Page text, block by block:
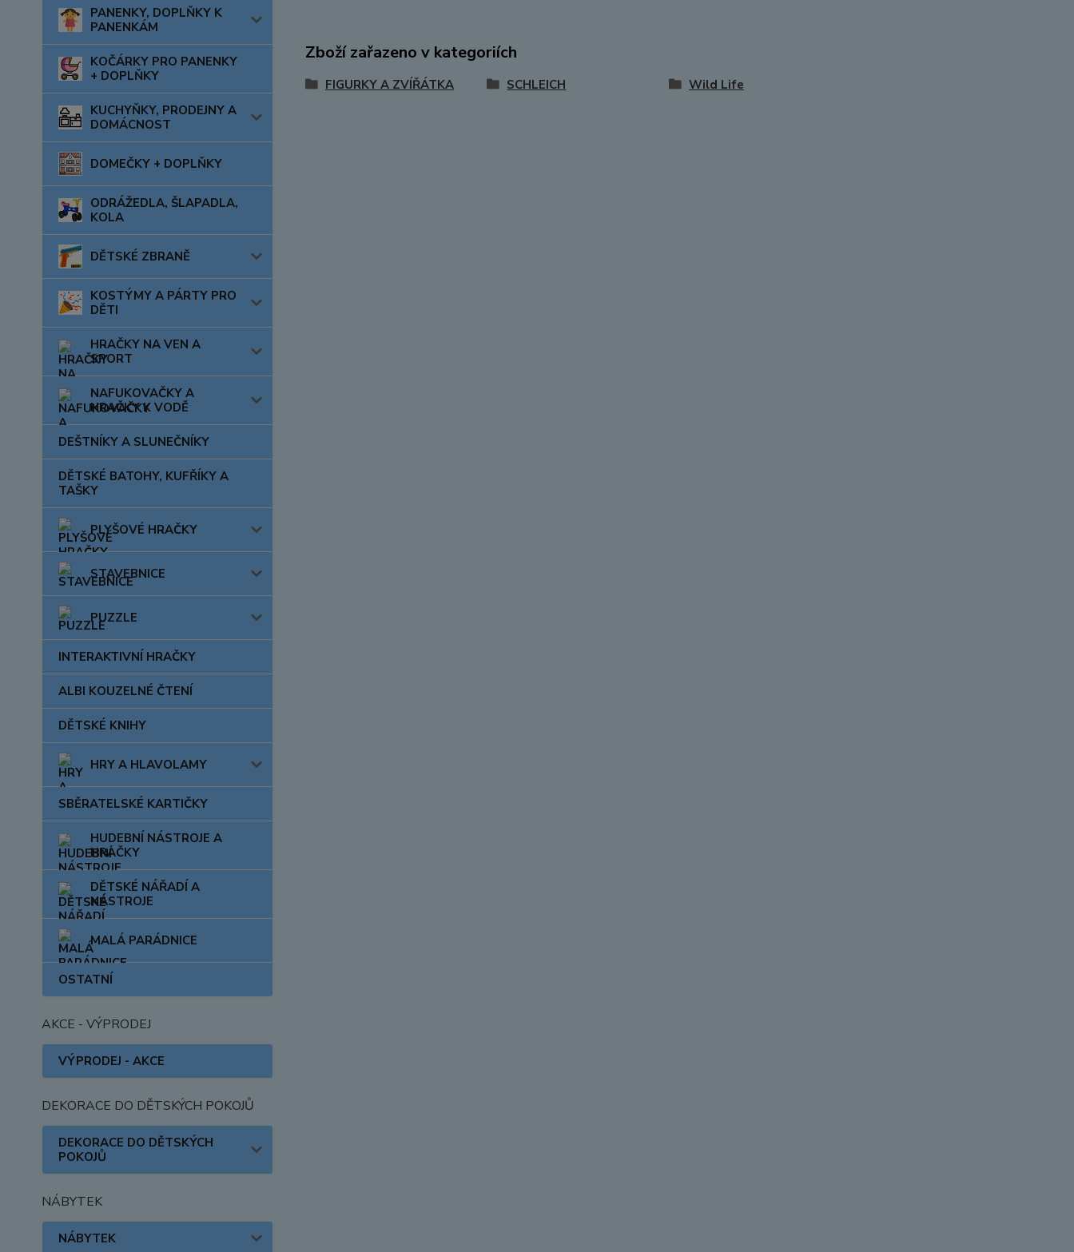
PANENKY, DOPLŇKY K
PANENKÁM
KOČÁRKY PRO PANENKY
+ DOPLŇKY
KUCHYŇKY, PRODEJNY A
DOMÁCNOST
DOMEČKY + DOPLŇKY
ODRÁŽEDLA, ŠLAPADLA,
KOLA
DĚTSKÉ ZBRANĚ
KOSTÝMY A PÁRTY PRO
DĚTI
HRAČKY NA VEN A
SPORT
NAFUKOVAČKY A
HRAČKY K VODĚ
DEŠTNÍKY A SLUNEČNÍKY
DĚTSKÉ BATOHY, KUFŘÍKY A
TAŠKY
PLYŠOVÉ HRAČKY
STAVEBNICE
PUZZLE
INTERAKTIVNÍ HRAČKY
ALBI KOUZELNÉ ČTENÍ
DĚTSKÉ KNIHY
HRY A HLAVOLAMY
SBĚRATELSKÉ KARTIČKY
HUDEBNÍ NÁSTROJE A
HRAČKY
DĚTSKÉ NÁŘADÍ A
NÁSTROJE
MALÁ PARÁDNICE
OSTATNÍ
AKCE - VÝPRODEJ
VÝPRODEJ - AKCE
DEKORACE DO DĚTSKÝCH POKOJŮ
DEKORACE DO DĚTSKÝCH
POKOJŮ
NÁBYTEK
NÁBYTEK
Zboží zařazeno v kategoriích
FIGURKY A ZVÍŘÁTKA SCHLEICH Wild Life